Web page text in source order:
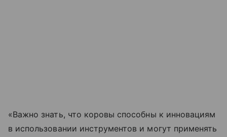
«Важно знать, что коровы способны к инновациям
в использовании инструментов и могут применять